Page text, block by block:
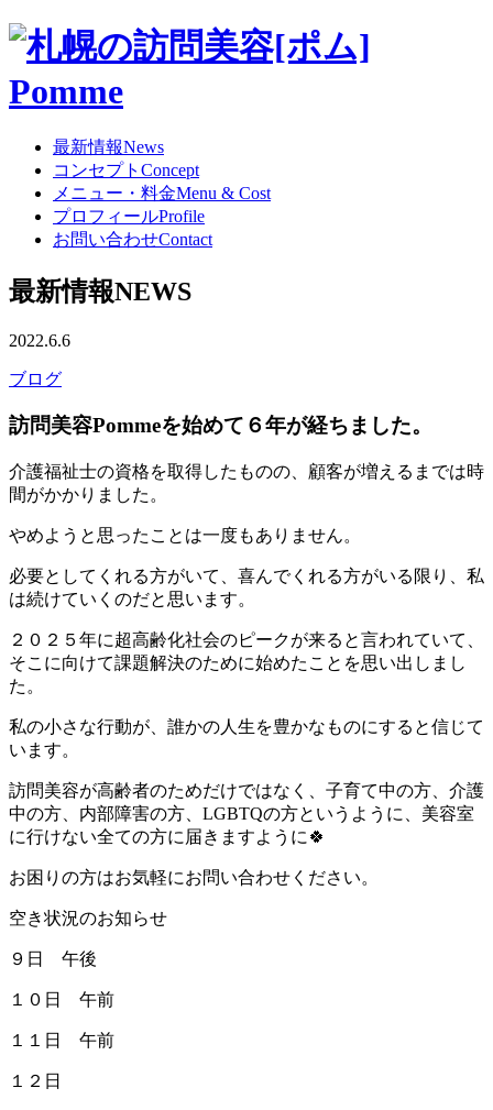
最新情報News
コンセプト Concept
メニュー・料金Menu & Cost
プロフィールProfile
お問い合わせContact
最新情報NEWS
2022.6.6
ブログ
訪問美容Pommeを始めて６年が経ちました。
介護福祉士の資格を取得したものの、顧客が増えるまでは時
間がかかりました。
やめようと思ったことは一度もありません。
必要としてくれる方がいて、喜んでくれる方がいる限り、私
は続けていくのだと思います。
２０２５年に超高齢化社会のピークが来ると言われていて、
そこに向けて課題解決のために始めたことを思い出しまし
た。
私の小さな行動が、誰かの人生を豊かなものにすると信じて
います。
訪問美容が高齢者のためだけではなく、子育て中の方、介護
中の方、内部障害の方、LGBTQの方というように、美容室
に行けない全ての方に届きますように🍀
お困りの方はお気軽にお問い合わせください。
空き状況のお知らせ
９日 午後
１０日 午前
１１日 午前
１２日